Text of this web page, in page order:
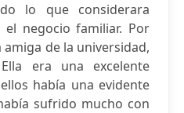
lo que considerara
el negocio familiar. Por
de la universidad,
era una excelente
había una evidente
sufrido mucho con